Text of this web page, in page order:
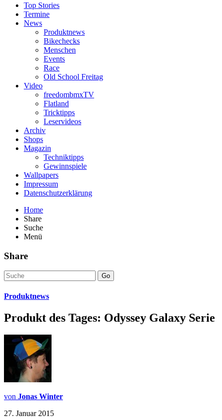
Top Stories
Termine
News
Produktnews
Bikechecks
Menschen
Events
Race
Old School Freitag
Video
freedombmxTV
Flatland
Tricktipps
Leservideos
Archiv
Shops
Magazin
Techniktipps
Gewinnspiele
Wallpapers
Impressum
Datenschutzerklärung
Home
Share
Suche
Menü
Share
Go
Produktnews
Produkt des Tages: Odyssey Galaxy Serie
von Jonas Winter
27. Januar 2015